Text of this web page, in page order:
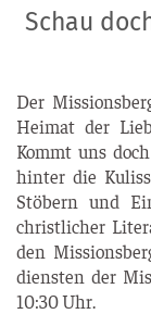
Schau
Der
Hei­mat der
Kommt uns
hin­ter die
Stö­bern und
christ­li­cher
den
diens­ten der
10:30 Uhr.